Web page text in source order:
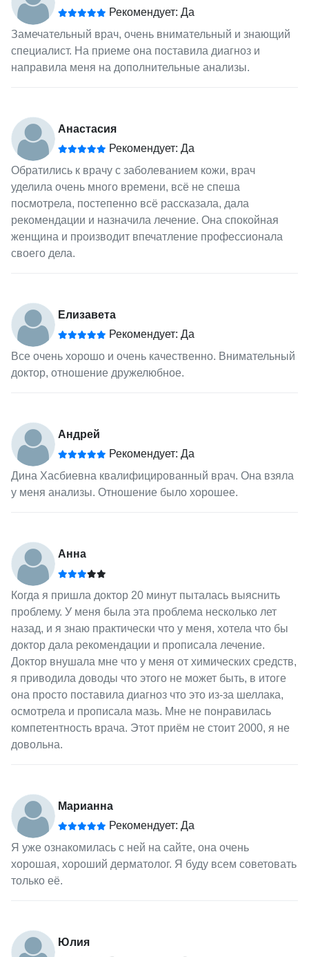
Рекомендует: Да
Замечательный врач, очень внимательный и знающий
специалист. На приеме она поставила диагноз и
направила меня на дополнительные анализы.
Анастасия
Рекомендует: Да
Обратились к врачу с заболеванием кожи, врач
уделила очень много времени, всё не спеша
посмотрела, постепенно всё рассказала, дала
рекомендации и назначила лечение. Она спокойная
женщина и производит впечатление профессионала
своего дела.
Елизавета
Рекомендует: Да
Все очень хорошо и очень качественно. Внимательный
доктор, отношение дружелюбное.
Андрей
Рекомендует: Да
Дина Хасбиевна квалифицированный врач. Она взяла
у меня анализы. Отношение было хорошее.
Анна
Когда я пришла доктор 20 минут пыталась выяснить
проблему. У меня была эта проблема несколько лет
назад, и я знаю практически что у меня, хотела что бы
доктор дала рекомендации и прописала лечение.
Доктор внушала мне что у меня от химических средств,
я приводила доводы что этого не может быть, в итоге
она просто поставила диагноз что это из-за шеллака,
осмотрела и прописала мазь. Мне не понравилась
компетентность врача. Этот приём не стоит 2000, я не
довольна.
Марианна
Рекомендует: Да
Я уже ознакомилась с ней на сайте, она очень
хорошая, хороший дерматолог. Я буду всем советовать
только её.
Юлия